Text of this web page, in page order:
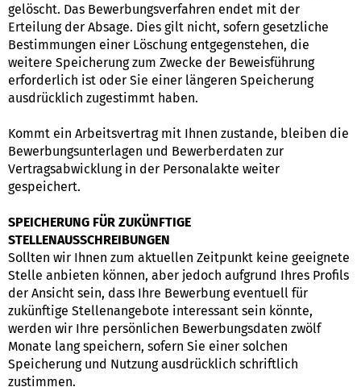
gelöscht. Das Bewerbungsverfahren endet mit der
Erteilung der Absage. Dies gilt nicht, sofern gesetzliche
Bestimmungen einer Löschung entgegenstehen, die
weitere Speicherung zum Zwecke der Beweisführung
erforderlich ist oder Sie einer längeren Speicherung
ausdrücklich zugestimmt haben.
Kommt ein Arbeitsvertrag mit Ihnen zustande, bleiben die
Bewerbungsunterlagen und Bewerberdaten zur
Vertragsabwicklung in der Personalakte weiter
gespeichert.
SPEICHERUNG FÜR ZUKÜNFTIGE
STELLENAUSSCHREIBUNGEN
Sollten wir Ihnen zum aktuellen Zeitpunkt keine geeignete
Stelle anbieten können, aber jedoch aufgrund Ihres Profils
der Ansicht sein, dass Ihre Bewerbung eventuell für
zukünftige Stellenangebote interessant sein könnte,
werden wir Ihre persönlichen Bewerbungsdaten zwölf
Monate lang speichern, sofern Sie einer solchen
Speicherung und Nutzung ausdrücklich schriftlich
zustimmen.